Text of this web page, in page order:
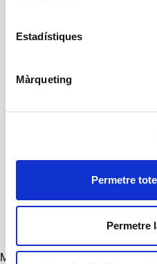
Estadístiques
Màrqueting
Permetre
Permetre
Teatre musical
Espectacle inclòs a
Horaris
Edat recomanada
Espectacle recomanat
TNC Education Service
Multimedia